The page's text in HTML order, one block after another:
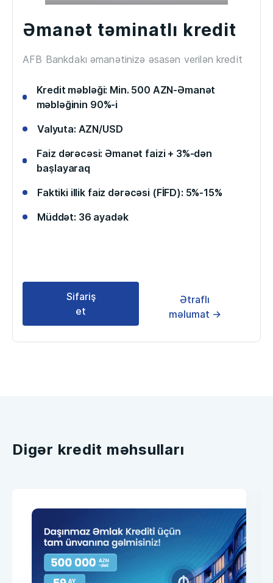
Əmanət təminatlı kredit
AFB Bankdakı əmanətinizə əsasən verilən kredit
Kredit məbləği: Min. 500 AZN-Əmanət
məbləğinin 90%-i
Valyuta: AZN/USD
Faiz dərəcəsi: Əmanət faizi + 3%-dən
başlayaraq
Faktiki illik faiz dərəcəsi (FİFD): 5%-15%
Müddət: 36 ayadək
Sifariş
et
Ətraflı
məlumat →
Digər kredit məhsulları